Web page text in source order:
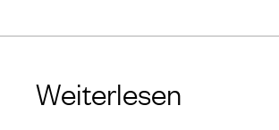
Weiterlesen